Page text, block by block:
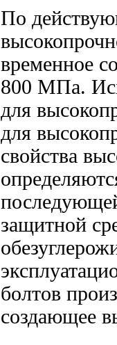
По
временное
800 МПа.
для
для
свойства
защитной
болтов
создающее